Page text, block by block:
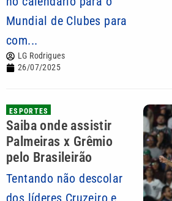
Mundial de Clubes para
com...
LG Rodrigues
26/07/2025
ESPORTES
Saiba onde assistir
Palmeiras x Grêmio
pelo Brasileirão
Tentando não descolar
dos líderes Cruzeiro e